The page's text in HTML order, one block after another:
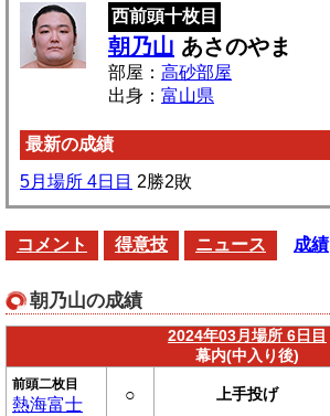
西前頭十枚目
朝乃山 あさのやま
部屋： 高砂部屋
出身： 富山県
最新の成績
5月場所 4日目 2勝2敗
コメント 得意技 ニュース 成績
朝乃山の成績
2024年03月場所 6日目
幕内(中入り後)
前頭二枚目
熱海富士
○ 上手投げ